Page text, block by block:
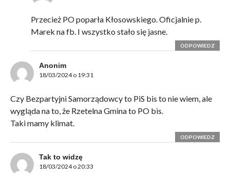
Przecież PO poparła Kłosowskiego. Oficjalnie p.
Marek na fb. I wszystko stało się jasne.
ODPOWIEDZ
Anonim
18/03/2024 o 19:31
Czy Bezpartyjni Samorządowcy to PiS bis to nie wiem, ale
wygląda na to, że Rzetelna Gmina to PO bis.
Taki mamy klimat.
ODPOWIEDZ
Tak to widzę
18/03/2024 o 20:33